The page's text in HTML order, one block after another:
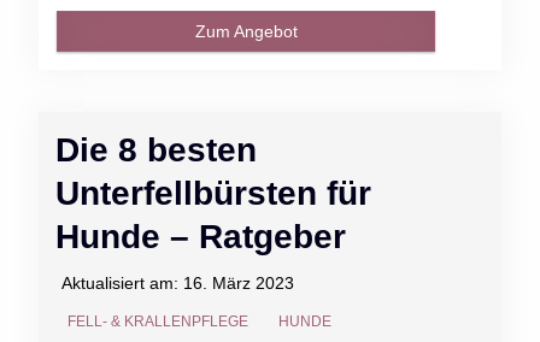
Die 8 besten
Unterfellbürsten für
Hunde – Ratgeber
Aktualisiert am: 16. März 2023
FELL- & KRALLENPFLEGE
HUNDE
Zum Angebot